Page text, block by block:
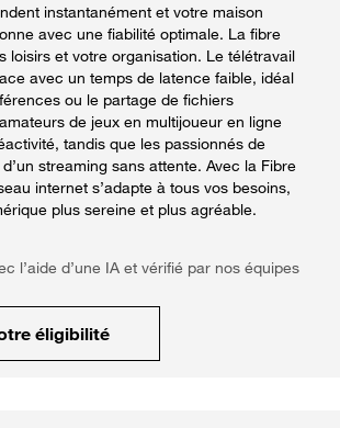
instantanément et votre maison
avec une fiabilité optimale. La fibre
loisirs et votre organisation. Le télétravail
avec un temps de latence faible, idéal
ou le partage de fichiers
de jeux en multijoueur en ligne
tandis que les passionnés de
streaming sans attente. Avec la Fibre
internet s’adapte à tous vos besoins,
plus sereine et plus agréable.
l’aide d’une IA et vérifié par nos équipes
éligibilité